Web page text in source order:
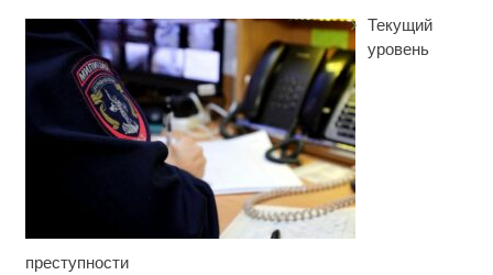
Текущий
уровень
преступностиРолик длится несколько секунд,